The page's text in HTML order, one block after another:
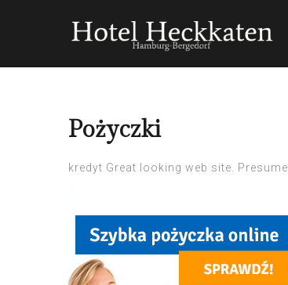
Pożyczki
kredyt Great looking web site. Presume